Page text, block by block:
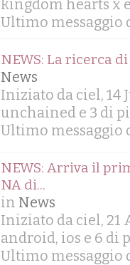
kingdom hearts x
Ultimo messaggio
NEWS: La ricerca
News
Iniziato da ciel, 14
unchained e 3 di
Ultimo messaggio
NEWS: Arriva il
NA di...
in News
Iniziato da ciel, 21
android, ios e 6 di
Ultimo messaggio